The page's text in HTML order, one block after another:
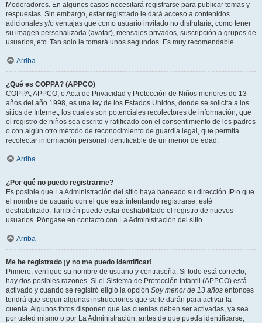
Moderadores. En algunos casos necesitará registrarse para publicar temas y
respuestas. Sin embargo, estar registrado le dará acceso a contenidos
adicionales y/o ventajas que como usuario invitado no disfrutaría, como tener
su imagen personalizada (avatar), mensajes privados, suscripción a grupos de
usuarios, etc. Tan solo le tomará unos segundos. Es muy recomendable.
Arriba
¿Qué es COPPA? (APPCO)
COPPA, APPCO, o Acta de Privacidad y Protección de Niños menores de 13
años del año 1998, es una ley de los Estados Unidos, donde se solicita a los
sitios de Internet, los cuales son potenciales recolectores de información, que
el registro de niños sea escrito y ratificado con el consentimiento de los padres
o con algún otro método de reconocimiento de guardia legal, que permita
recolectar información personal identificable de un menor de edad.
Arriba
¿Por qué no puedo registrarme?
Es posible que La Administración del sitio haya baneado su dirección IP o que
el nombre de usuario con el que está intentando registrarse, esté
deshabilitado. También puede estar deshabilitado el registro de nuevos
usuarios. Póngase en contacto con La Administración del sitio.
Arriba
Me he registrado ¡y no me puedo identificar!
Primero, verifique su nombre de usuario y contraseña. Si todo está correcto,
hay dos posibles razones. Si el Sistema de Protección Infantil (APPCO) está
activado y cuando se registró eligió la opción Soy menor de 13 años entonces
tendrá que seguir algunas instrucciones que se le darán para activar la
cuenta. Algunos foros disponen que las cuentas deben ser activadas, ya sea
por usted mismo o por La Administración, antes de que pueda identificarse;